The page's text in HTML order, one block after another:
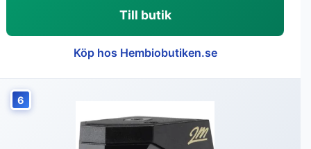
Till butik
Köp hos Hembiobutiken.se
6